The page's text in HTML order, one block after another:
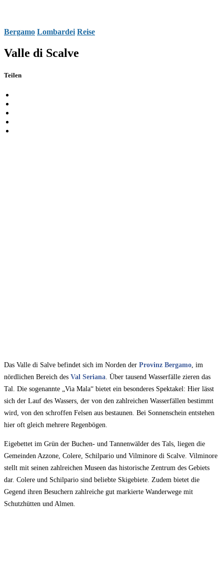
Bergamo Lombardei Reise
Valle di Scalve
Teilen
Das Valle di Salve befindet sich im Norden der Provinz Bergamo , im
nördlichen Bereich des Val Seriana . Über tausend Wasserfälle zieren das
Tal. Die sogenannte „Via Mala“ bietet ein besonderes Spektakel: Hier lässt
sich der Lauf des Wassers, der von den zahlreichen Wasserfällen bestimmt
wird, von den schroffen Felsen aus bestaunen. Bei Sonnenschein entstehen
hier oft gleich mehrere Regenbögen.
Eigebettet im Grün der Buchen- und Tannenwälder des Tals, liegen die
Gemeinden Azzone, Colere, Schilpario und Vilminore di Scalve. Vilminore
stellt mit seinen zahlreichen Museen das historische Zentrum des Gebiets
dar. Colere und Schilpario sind beliebte Skigebiete. Zudem bietet die
Gegend ihren Besuchern zahlreiche gut markierte Wanderwege mit
Schutzhütten und Almen.